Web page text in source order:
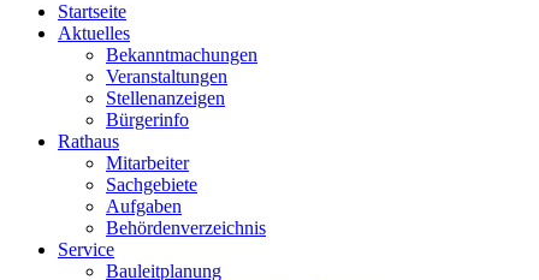
Startseite
Aktuelles
Bekanntmachungen
Veranstaltungen
Stellenanzeigen
Bürgerinfo
Rathaus
Mitarbeiter
Sachgebiete
Aufgaben
Behördenverzeichnis
Service
Bauleitplanung